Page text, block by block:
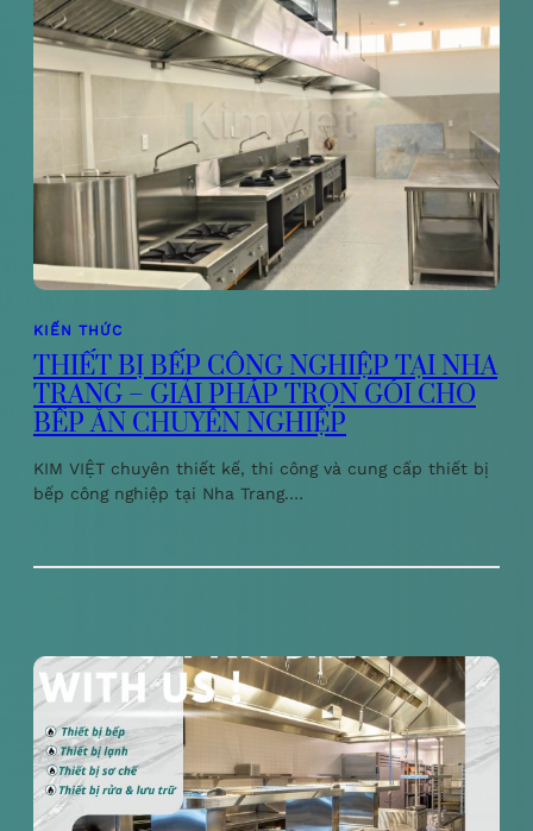
KIẾN THỨC
THIẾT BỊ BẾP CÔNG NGHIỆP TẠI NHA
TRANG – GIẢI PHÁP TRỌN GÓI CHO
BẾP ĂN CHUYÊN NGHIỆP
KIM VIỆT chuyên thiết kế, thi công và cung cấp thiết bị
bếp công nghiệp tại Nha Trang.…